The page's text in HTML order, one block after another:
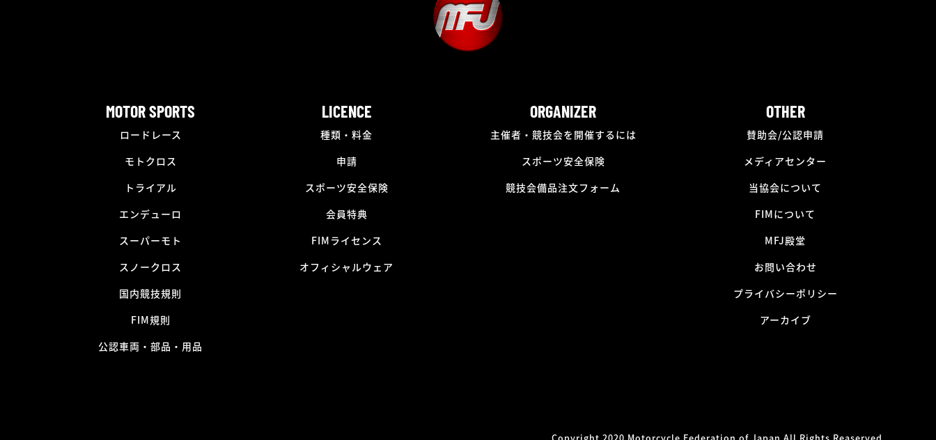
MOTOR SPORTS
ロードレース
モトクロス
トライアル
エンデューロ
スーパーモト
スノークロス
国内競技規則
FIM規則
公認車両・部品・用品
LICENCE
種類・料金
申請
スポーツ安全保険
会員特典
FIMライセンス
オフィシャルウェア
ORGANIZER
主催者・競技会を開催するには
スポーツ安全保険
競技会備品注文フォーム
OTHER
賛助会/公認申請
メディアセンター
当協会について
FIMについて
MFJ殿堂
お問い合わせ
プライバシーポリシー
アーカイブ